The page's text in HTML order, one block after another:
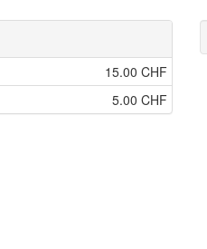
15.00 CHF
5.00 CHF